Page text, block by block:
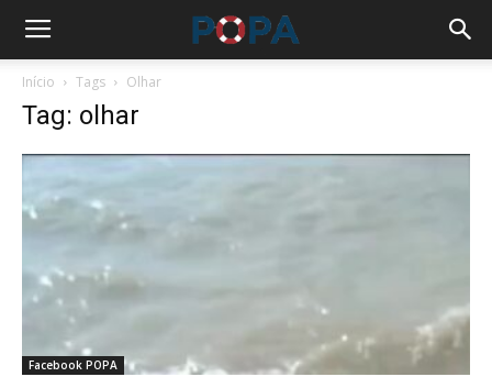
Início Tags Olhar
Tag: olhar
Facebook POPA